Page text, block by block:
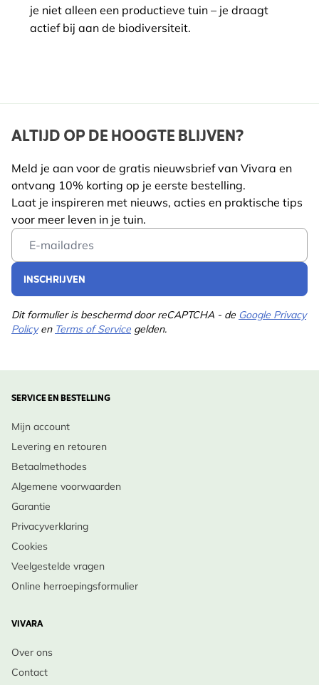
je niet alleen een productieve tuin – je draagt
actief bij aan de biodiversiteit.
ALTIJD OP DE HOOGTE BLIJVEN?
Meld je aan voor de gratis nieuwsbrief van Vivara en
ontvang 10% korting op je eerste bestelling.
Laat je inspireren met nieuws, acties en praktische tips
voor meer leven in je tuin.
Email Address
INSCHRIJVEN
Dit formulier is beschermd door reCAPTCHA - de Google Privacy
Policyen Terms of Service gelden.
SERVICE EN BESTELLING
Mijn account
Levering en retouren
Betaalmethodes
Algemene voorwaarden
Garantie
Privacyverklaring
Cookies
Veelgestelde vragen
Online herroepingsformulier
VIVARA
Over ons
Contact